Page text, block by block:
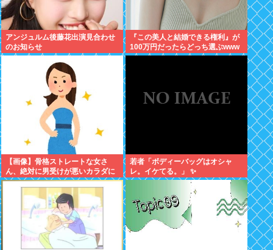
アンジュルム後藤花出演見合わせ
のお知らせ
『この美人と結婚できる権利』が
100万円だったらどっち選ぶwww
【画像】骨格ストレートな女さ
ん、絶対に男受けが悪いカラダに
なってしまうｗｗｗ
若者「ボディーバッグはオシャ
レ。イケてる。」 ✨